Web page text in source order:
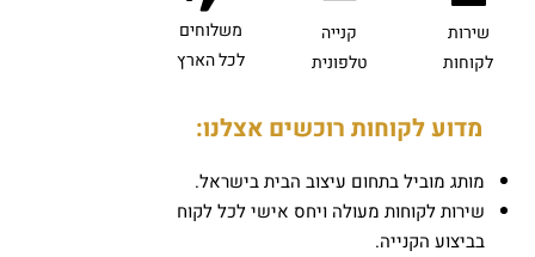
שירות
לקוחות
קנייה
טלפונית
משלוחים
לכל הארץ
מדוע לקוחות רוכשים אצלנו:
מותג מוביל בתחום עיצוב הבית בישראל.
שירות לקוחות מעולה ויחס אישי לכל לקוח
בביצוע הקנייה.